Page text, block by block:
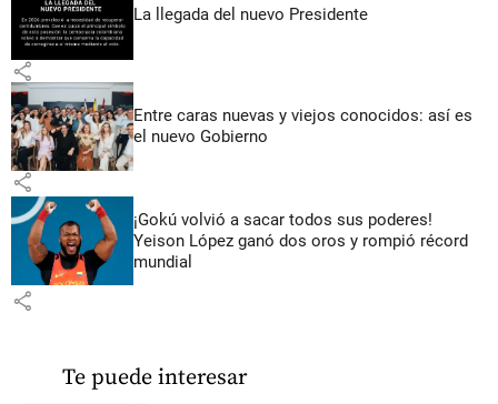
La llegada del nuevo Presidente
share
Entre caras nuevas y viejos conocidos: así es
el nuevo Gobierno
share
¡Gokú volvió a sacar todos sus poderes!
Yeison López ganó dos oros y rompió récord
mundial
share
Te puede interesar